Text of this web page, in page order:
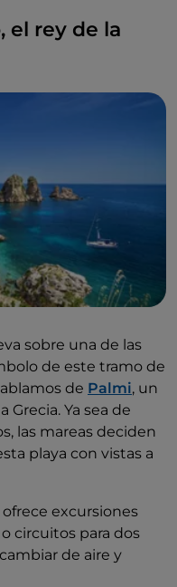
el rey de la
sobre una de las
de este tramo de
de Palmi, un
Grecia. Ya sea de
las mareas deciden
playa con vistas a
excursiones
circuitos para dos
de aire y